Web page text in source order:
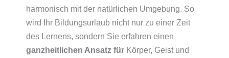
harmonisch mit der natürlichen Umgebung. So
wird Ihr Bildungsurlaub nicht nur zu einer Zeit
des Lernens, sondern Sie erfahren einen
ganzheitlichen Ansatz für Körper, Geist und